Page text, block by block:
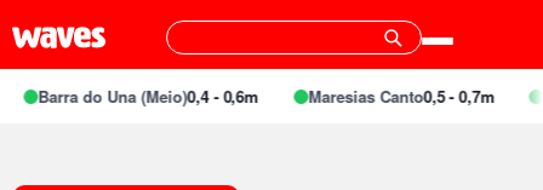
Barra do Una (Meio)0,4 - 0,6m Maresias Canto0,5 - 0,7m